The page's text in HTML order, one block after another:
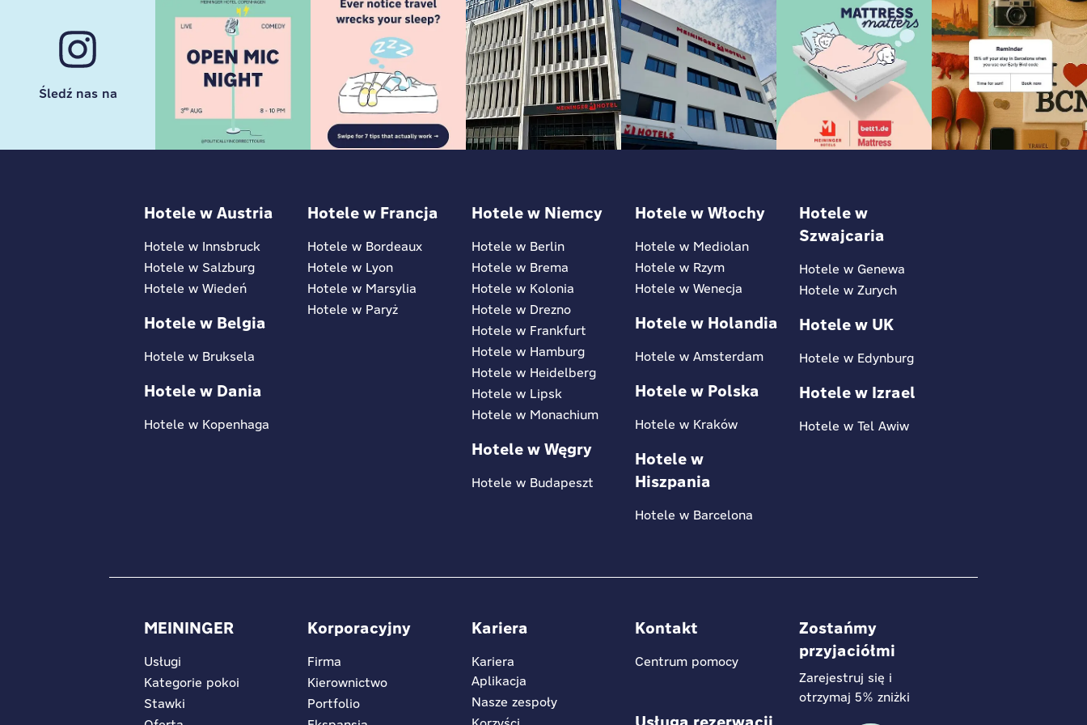
Śledź nas na
Hotele w Austria
Hotele w Innsbruck
Hotele w Salzburg
Hotele w Wiedeń
Hotele w Belgia
Hotele w Bruksela
Hotele w Dania
Hotele w Kopenhaga
Hotele w Francja
Hotele w Bordeaux
Hotele w Lyon
Hotele w Marsylia
Hotele w Paryż
Hotele w Niemcy
Hotele w Berlin
Hotele w Brema
Hotele w Kolonia
Hotele w Drezno
Hotele w Frankfurt
Hotele w Hamburg
Hotele w Heidelberg
Hotele w Lipsk
Hotele w Monachium
Hotele w Węgry
Hotele w Budapeszt
Hotele w Włochy
Hotele w Mediolan
Hotele w Rzym
Hotele w Wenecja
Hotele w Holandia
Hotele w Amsterdam
Hotele w Polska
Hotele w Kraków
Hotele w
Hiszpania
Hotele w Barcelona
Hotele w
Szwajcaria
Hotele w Genewa
Hotele w Zurych
Hotele w UK
Hotele w Edynburg
Hotele w Izrael
Hotele w Tel Awiw
MEININGER
Usługi
Kategorie pokoi
Stawki
Korporacyjny
Firma
Kierownictwo
Portfolio
Kariera
Kariera
Aplikacja
Nasze zespoły
Kontakt
Centrum pomocy
Zostańmy
przyjaciółmi
Zarejestruj się i
otrzymaj 5% zniżki